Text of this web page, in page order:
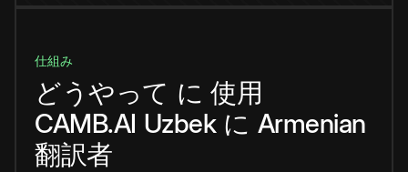
仕組み
どうやって に 使用
CAMB.AI Uzbek に Armenian
翻訳者